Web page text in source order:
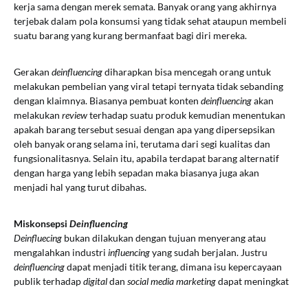
kerja sama dengan merek semata. Banyak orang yang akhirnya
terjebak dalam pola konsumsi yang tidak sehat ataupun membeli
suatu barang yang kurang bermanfaat bagi diri mereka.
Gerakan deinfluencingdiharapkan bisa mencegah orang untuk
melakukan pembelian yang viral tetapi ternyata tidak sebanding
dengan klaimnya. Biasanya pembuat konten deinfluencingakan
melakukan reviewterhadap suatu produk kemudian menentukan
apakah barang tersebut sesuai dengan apa yang dipersepsikan
oleh banyak orang selama ini, terutama dari segi kualitas dan
fungsionalitasnya. Selain itu, apabila terdapat barang alternatif
dengan harga yang lebih sepadan maka biasanya juga akan
menjadi hal yang turut dibahas.
Miskonsepsi Deinfluencing
Deinfluecing bukan dilakukan dengan tujuan menyerang atau
mengalahkan industri influencingyang sudah berjalan. Justru
deinfluencingdapat menjadi titik terang, dimana isu kepercayaan
publik terhadapdigitaldan social media marketingdapat meningkat